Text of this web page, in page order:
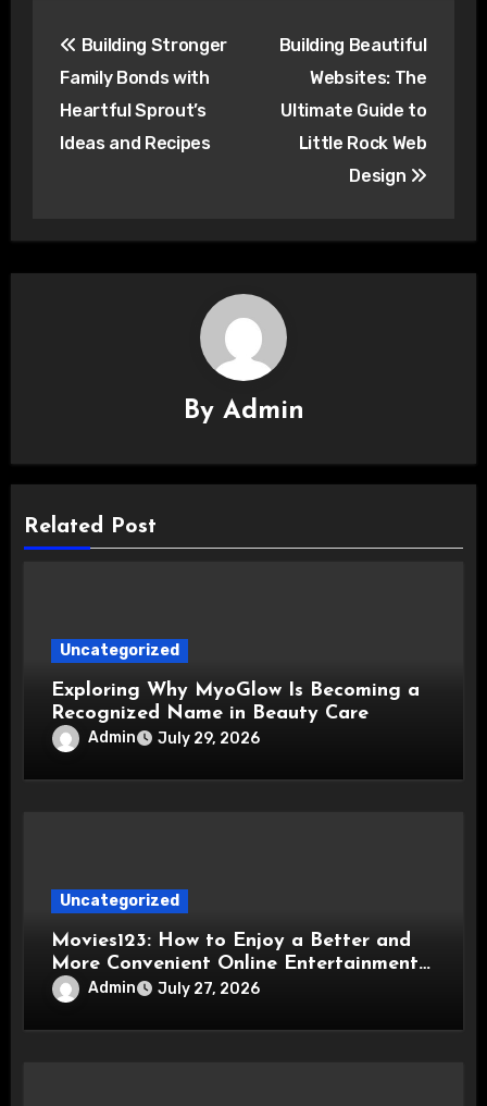
navigation
Building Stronger
Family Bonds with
Heartful Sprout’s
Ideas and Recipes
Building Beautiful
Websites: The
Ultimate Guide to
Little Rock Web
Design
By Admin
Related Post
Uncategorized
Exploring Why MyoGlow Is Becoming a
Recognized Name in Beauty Care
Admin July 29, 2026
Uncategorized
Movies123: How to Enjoy a Better and
More Convenient Online Entertainment
Experience
Admin July 27, 2026